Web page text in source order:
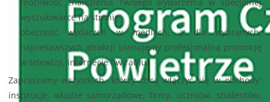
możliwość znalezienia Twojego wydarzenia w specjalnej
wyszukiwarce na stronie
obecność wydarzeń w mediach, a dla wybranych,
najciekawszych atrakcji planujemy profesjonalną promocję
w telewizji, internecie i w radiu.
Zapraszamy wszystkich, którzy chcą włączyć się w obchody:
instytucje, władze samorządowe, firmy, uczniów, studentów,